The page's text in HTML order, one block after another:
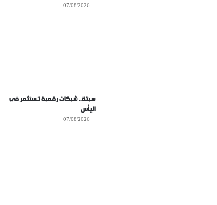
07/08/2026
سبتة.. شبكات رقمية تستثمر في
اليأس
07/08/2026